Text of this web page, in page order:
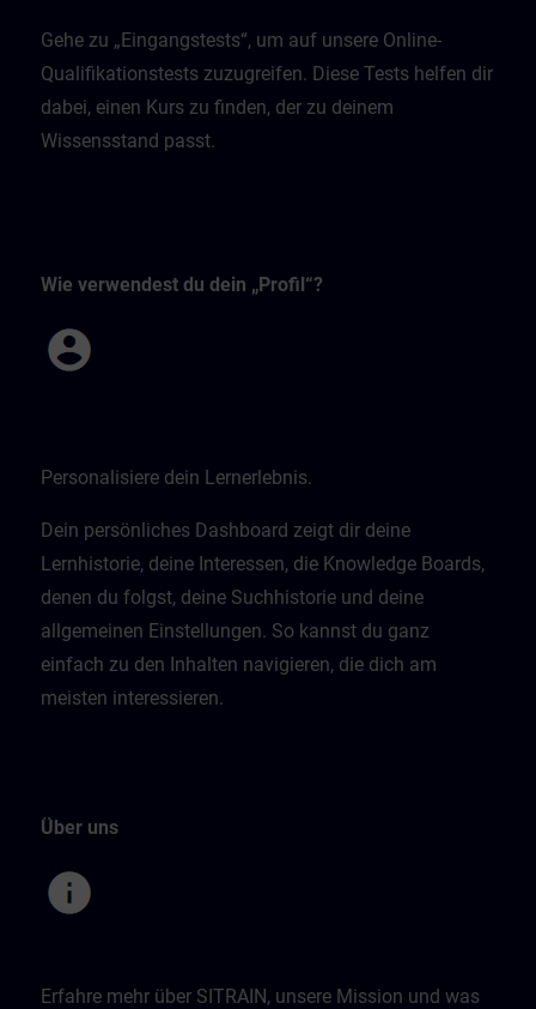
Gehe zu „Eingangstests“, um auf unsere Online-
Qualifikationstests zuzugreifen. Diese Tests helfen dir
dabei, einen Kurs zu finden, der zu deinem
Wissensstand passt.
Wie verwendest du dein „Profil“?
Personalisiere dein Lernerlebnis.
Dein persönliches Dashboard zeigt dir deine
Lernhistorie, deine Interessen, die Knowledge Boards,
denen du folgst, deine Suchhistorie und deine
allgemeinen Einstellungen. So kannst du ganz
einfach zu den Inhalten navigieren, die dich am
meisten interessieren.
Über uns
Erfahre mehr über SITRAIN, unsere Mission und was